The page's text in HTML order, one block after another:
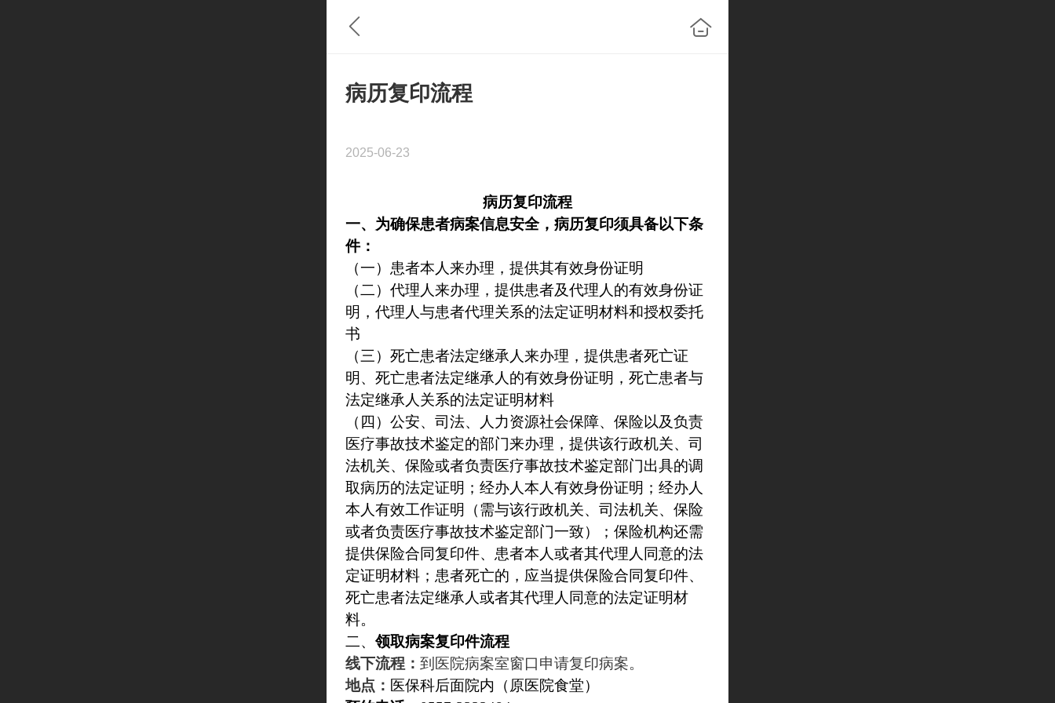
病历复印流程
2025-06-23
病历复印流程
一、 为确保患者病案信息安全，病历复印须具备以下条
件：
（一） 患者本人来办理 ，提供其有效身份证明
（二） 代理人来办理 ， 提供患者及代理人的有效身份证
明，代理人与患者代理关系的法定证明材料和授权委托
书
（三） 死亡患者法定继承人来办理 ， 提供患者死亡证
明、死亡患者法定继承人的有效身份证明，死亡患者与
法定继承人关系的法定证明材料
（四） 公安、司法、人力资源社会保障、保险以及负责
医疗事故技术鉴定的部门来办理，提供该行政机关、司
法机关、保险或者负责医疗事故技术鉴定部门出具的调
取病历的法定证明；经办人本人有效身份证明；经办人
本人有效工作证明（需与该行政机关、司法机关、保险
或者负责医疗事故技术鉴定部门一致）
； 保险机构还需
提供保险合同复印件、患者本人或者其代理人同意的法
定证明材料；患者死亡的，应当提供保险合同复印件、
死亡患者法定继承人或者其代理人同意的法定证明材
料。
二、 领取病案复印件流程
线下流程： 到医院病案室窗口申请复印病案。
地点： 医保科后面院内（原医院食堂）